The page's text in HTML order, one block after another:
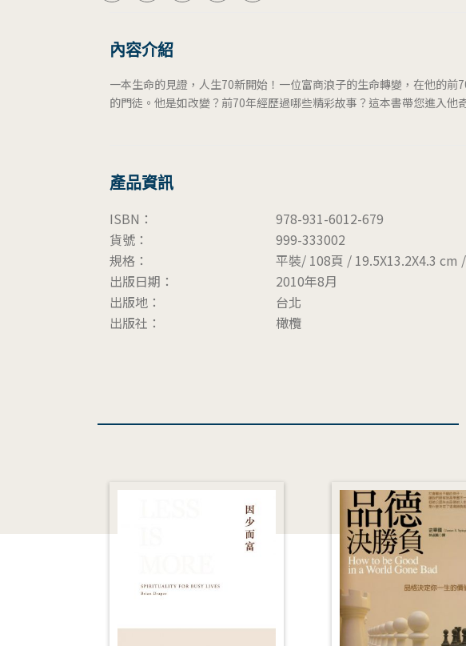
內容介紹
一本生命的見證，人生70新開始！一位富商浪子的生命轉變，在他的
的門徒。他是如改變？前70年經歷過哪些精彩故事？這本書帶您進入他
產品資訊
ISBN：
978-931-6012-679
貨號：
999-333002
規格：
平裝/ 108頁 / 19.5X13.2X4.3 cm
出版日期：
2010年8月
出版地：
台北
出版社：
橄欖